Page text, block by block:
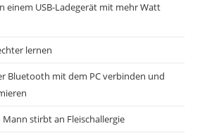
einem USB-Ladegerät mit mehr Watt
lernen
Bluetooth mit dem PC verbinden und
stirbt an Fleischallergie